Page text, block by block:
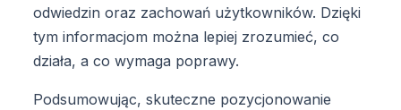
odwiedzin oraz zachowań użytkowników. Dzięki
tym informacjom można lepiej zrozumieć, co
działa, a co wymaga poprawy.
Podsumowując, skuteczne pozycjonowanie